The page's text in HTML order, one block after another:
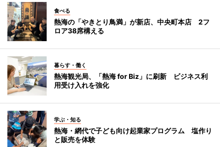
食べる
熱海の「やきとり鳥満」が新店、中央町本店 2フ
ロア38席構える
暮らす・働く
熱海観光局、「熱海 for Biz」に刷新 ビジネス利
用受け入れを強化
学ぶ・知る
熱海・網代で子ども向け起業家プログラム 塩作り
と販売を体験